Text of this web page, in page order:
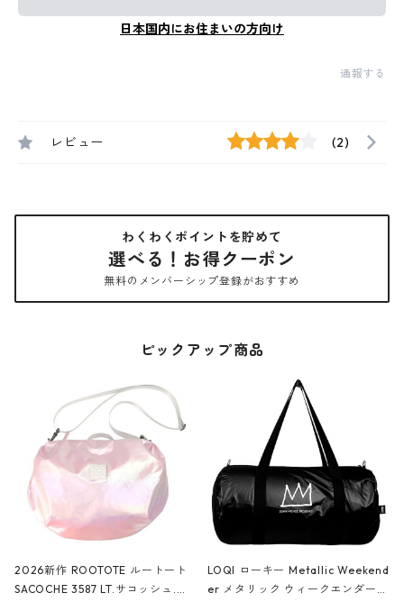
日本国内にお住まいの方向け
通報する
レビュー (2)
わくわくポイントを貯めて
選べる！お得クーポン
無料のメンバーシップ登録がおすすめ
ピックアップ商品
2026新作 ROOTOTE ルートート
SACOCHE 3587 LT.サコッシュ.ル
LOQI ローキー Metallic Weekend
er メタリック ウィークエンダー